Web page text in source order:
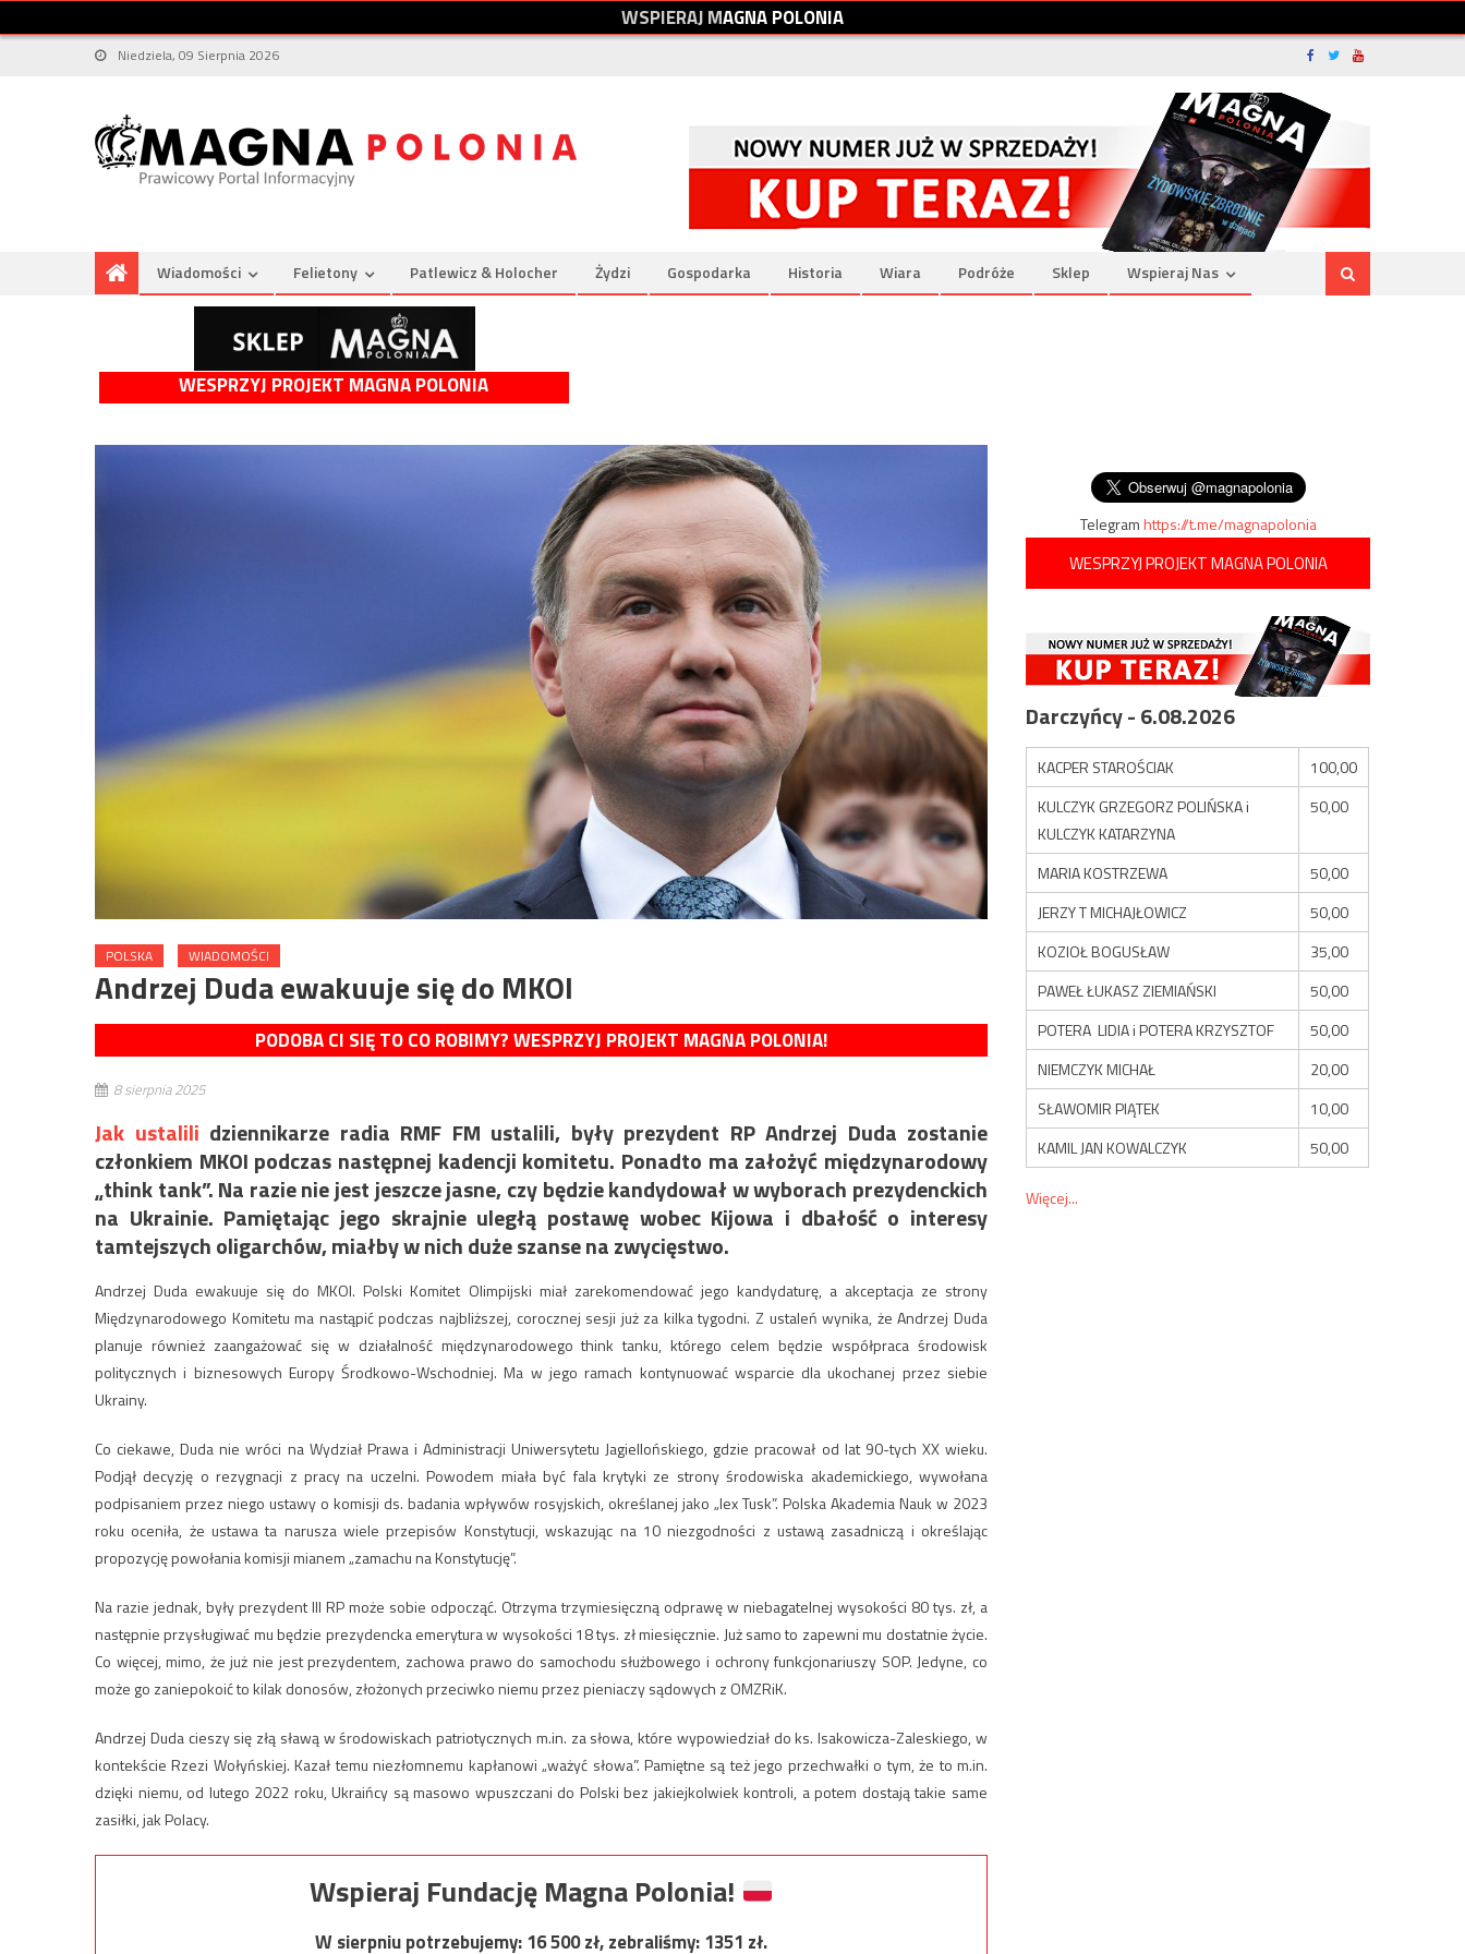
WSPIERAJMAGNAPOLONIA
Niedziela, 09 Sierpnia 2026
Wiadomości Felietony Patlewicz & Holocher Żydzi Gospodarka Historia Wiara Podróże Sklep Wspieraj Nas
WESPRZYJ PROJEKT MAGNA POLONIA
POLSKA WIADOMOŚCI
Andrzej Duda ewakuuje się do MKOl
PODOBA CI SIĘ TO CO ROBIMY? WESPRZYJ PROJEKT MAGNA POLONIA!
8 sierpnia 2025
Jak ustalili dziennikarze radia RMF FM ustalili, były prezydent RP Andrzej Duda zostanie
członkiem MKOI podczas następnej kadencji komitetu. Ponadto ma założyć międzynarodowy
„think tank”. Na razie nie jest jeszcze jasne, czy będzie kandydował w wyborach prezydenckich
na Ukrainie. Pamiętając jego skrajnie uległą postawę wobec Kijowa i dbałość o interesy
tamtejszych oligarchów, miałby w nich duże szanse na zwycięstwo.
Andrzej Duda ewakuuje się do MKOl. Polski Komitet Olimpijski miał zarekomendować jego kandydaturę, a akceptacja ze strony
Międzynarodowego Komitetu ma nastąpić podczas najbliższej, corocznej sesji już za kilka tygodni. Z ustaleń wynika, że Andrzej Duda
planuje również zaangażować się w działalność międzynarodowego think tanku, którego celem będzie współpraca środowisk
politycznych i biznesowych Europy Środkowo-Wschodniej. Ma w jego ramach kontynuować wsparcie dla ukochanej przez siebie
Ukrainy.
Co ciekawe, Duda nie wróci na Wydział Prawa i Administracji Uniwersytetu Jagiellońskiego, gdzie pracował od lat 90-tych XX wieku.
Podjął decyzję o rezygnacji z pracy na uczelni. Powodem miała być fala krytyki ze strony środowiska akademickiego, wywołana
podpisaniem przez niego ustawy o komisji ds. badania wpływów rosyjskich, określanej jako „lex Tusk”. Polska Akademia Nauk w 2023
roku oceniła, że ustawa ta narusza wiele przepisów Konstytucji, wskazując na 10 niezgodności z ustawą zasadniczą i określając
propozycję powołania komisji mianem „zamachu na Konstytucję”.
Na razie jednak, były prezydent III RP może sobie odpocząć. Otrzyma trzymiesięczną odprawę w niebagatelnej wysokości 80 tys. zł, a
następnie przysługiwać mu będzie prezydencka emerytura w wysokości 18 tys. zł miesięcznie. Już samo to zapewni mu dostatnie życie.
Co więcej, mimo, że już nie jest prezydentem, zachowa prawo do samochodu służbowego i ochrony funkcjonariuszy SOP. Jedyne, co
może go zaniepokoić to kilak donosów, złożonych przeciwko niemu przez pieniaczy sądowych z OMZRiK.
Andrzej Duda cieszy się złą sławą w środowiskach patriotycznych m.in. za słowa, które wypowiedział do ks. Isakowicza-Zaleskiego, w
kontekście Rzezi Wołyńskiej. Kazał temu niezłomnemu kapłanowi „ważyć słowa”. Pamiętne są też jego przechwałki o tym, że to m.in.
dzięki niemu, od lutego 2022 roku, Ukraińcy są masowo wpuszczani do Polski bez jakiejkolwiek kontroli, a potem dostają takie same
zasiłki, jak Polacy.
Wspieraj Fundację Magna Polonia!
W sierpniu potrzebujemy:16 500zł, zebraliśmy:1351 zł.
Telegramhttps://t.me/magnapolonia
WESPRZYJ PROJEKT MAGNA POLONIA
Darczyńcy - 6.08.2026
KACPER STAROŚCIAK
100,00
KULCZYK GRZEGORZ POLIŃSKA i
KULCZYK KATARZYNA
50,00
MARIA KOSTRZEWA
50,00
JERZY T MICHAJŁOWICZ
50,00
KOZIOŁ BOGUSŁAW
35,00
PAWEŁ ŁUKASZ ZIEMIAŃSKI
50,00
POTERA LIDIA i POTERA KRZYSZTOF
50,00
NIEMCZYK MICHAŁ
20,00
SŁAWOMIR PIĄTEK
10,00
KAMIL JAN KOWALCZYK
50,00
Więcej...